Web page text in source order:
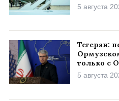
5 августа
Тегеран:
только с
5 августа